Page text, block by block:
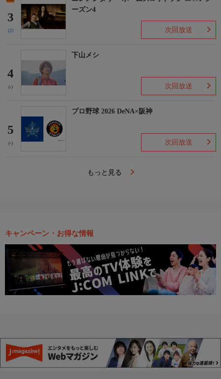
3
(2)
ーズン4
次回放送
4
(-)
下山メシ
次回放送
5
(-)
プロ野球 2026 DeNA×阪神
次回放送
もっと見る
キャンペーン・お得な情報